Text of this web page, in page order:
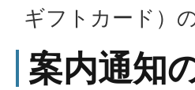
ギフトカード）
案内通知